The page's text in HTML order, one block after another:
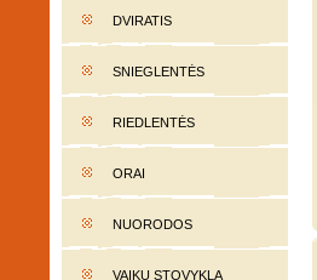
DVIRATIS
SNIEGLENTĖS
RIEDLENTĖS
ORAI
NUORODOS
VAIKŲ STOVYKLA